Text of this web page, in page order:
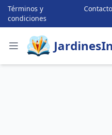
Términos y
condiciones
Contacto